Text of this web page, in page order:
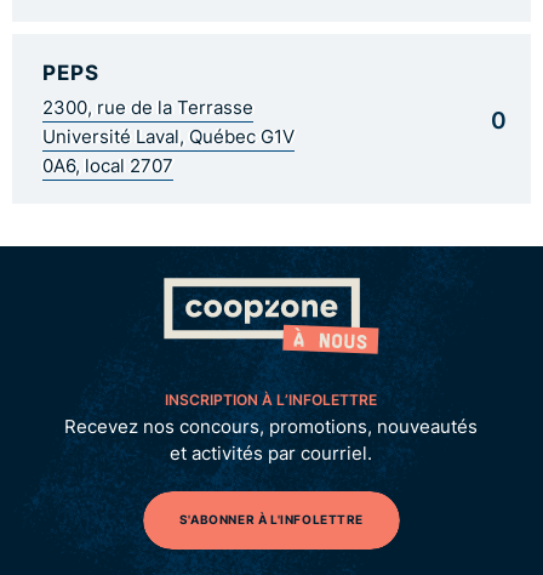
PEPS
2300, rue de la Terrasse
Université Laval, Québec G1V
0A6, local 2707
0
INSCRIPTION À L’INFOLETTRE
Recevez nos concours, promotions, nouveautés
et activités par courriel.
S'ABONNER À L'INFOLETTRE